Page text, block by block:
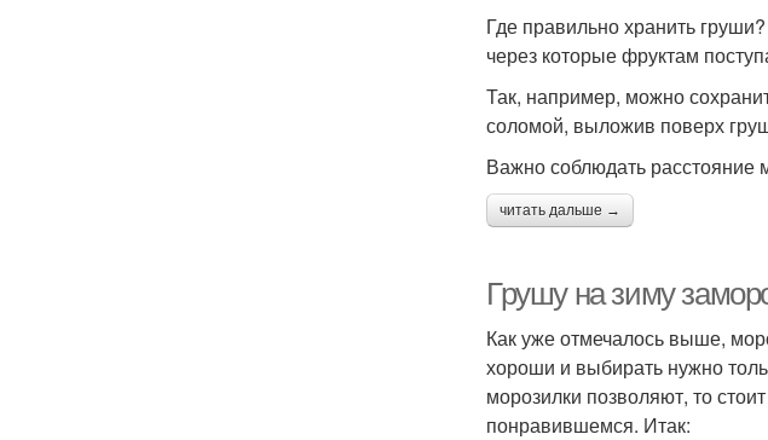
Где правильно хранить
через которые фруктам
Так, например, можно
соломой, выложив поверх
Важно соблюдать расстояние
читать дальше →
Грушу на зиму
Как уже отмечалось выше,
хороши и выбирать нужно
морозилки позволяют, то
понравившемся. Итак: